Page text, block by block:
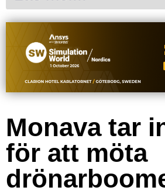
Monava tar
för att möta